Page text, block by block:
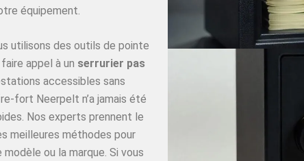
équipement.
utilisons des outils de pointe
appel à un serrurier pas
accessibles sans
fort Neerpelt n’a jamais été
Nos experts prennent le
meilleures méthodes pour
ou la marque. Si vous